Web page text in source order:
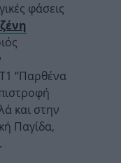
φάσεις
“Παρθένα
και στην
Παγίδα,